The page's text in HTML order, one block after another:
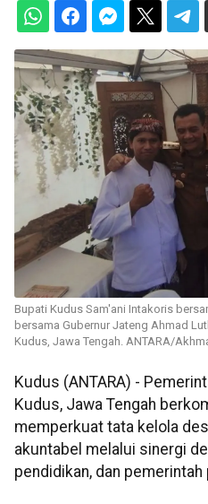
Bupati Kudus Sam'ani Intakoris
bersama Gubernur Jateng Ahmad
Kudus, Jawa Tengah. ANTARA/
Kudus (ANTARA) -
Kudus, Jawa Tengah
memperkuat tata kelola
akuntabel melalui sinergi
pendidikan, dan pemerintah